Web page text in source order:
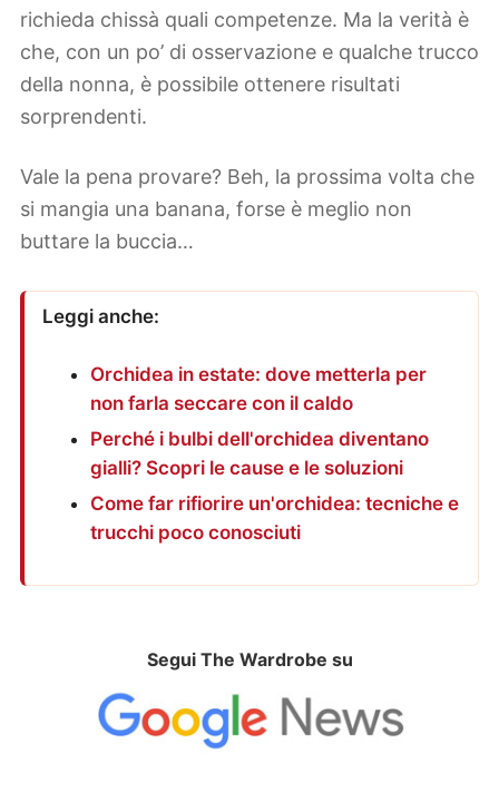
richieda chissà quali competenze. Ma la verità è
che, con un po’ di osservazione e qualche trucco
della nonna, è possibile ottenere risultati
sorprendenti.
Vale la pena provare? Beh, la prossima volta che
si mangia una banana, forse è meglio non
buttare la buccia…
Leggi anche:
Orchidea in estate: dove metterla per
non farla seccare con il caldo
Perché i bulbi dell'orchidea diventano
gialli? Scopri le cause e le soluzioni
Come far rifiorire un'orchidea: tecniche e
trucchi poco conosciuti
Segui The Wardrobe su